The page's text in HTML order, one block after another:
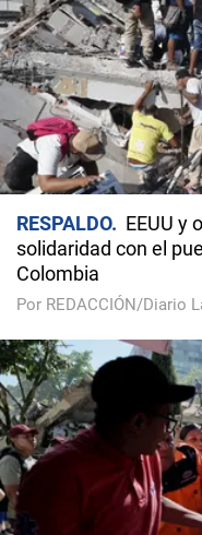
RESPALDO
EEUU y
solidaridad con el
Colombia
Por REDACCIÓN/Diario